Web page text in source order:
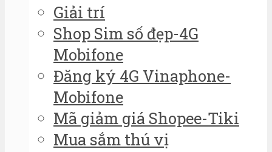
Giải trí
Shop Sim số đẹp-4G
Mobifone
Đăng ký 4G Vinaphone-
Mobifone
Mã giảm giá Shopee-Tiki
Mua sắm thú vị